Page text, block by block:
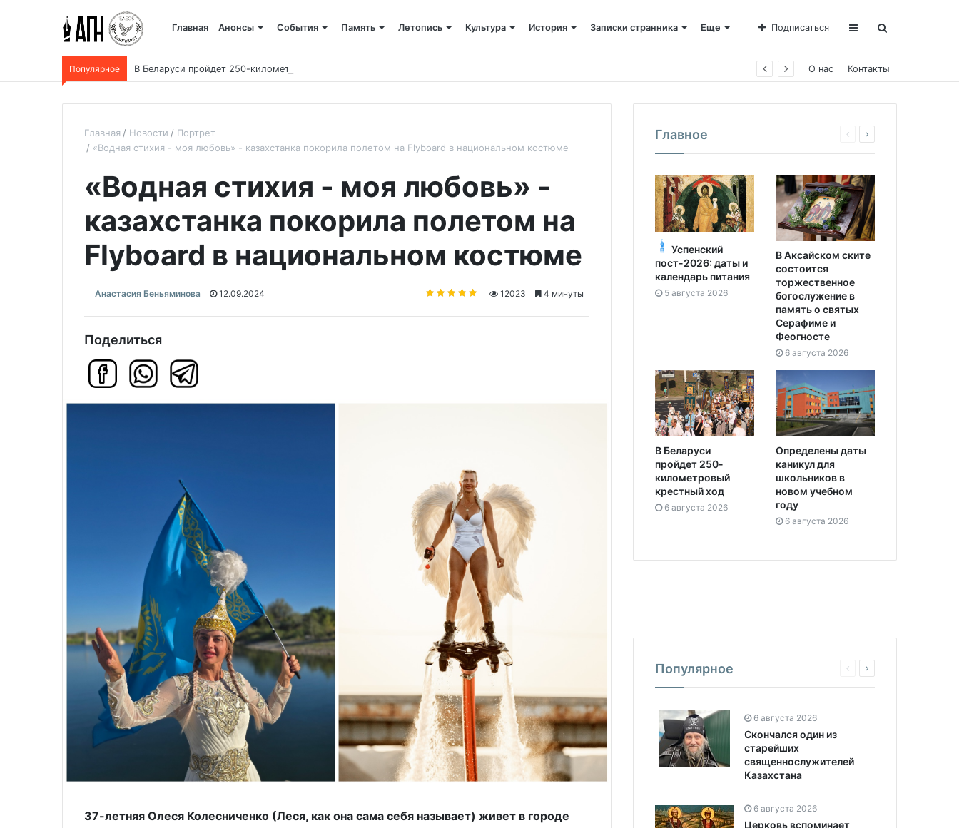
Главная Анонсы События Память Летопись Культура История Записки странника Еще Подписаться
Популярное В Беларуси пройдет 250-километровый крестный ход О нас Контакты
Главная Новости
Портрет
«Водная стихия - моя любовь» - казахстанка покорила полетом на Flyboard в национальном костюме
«Водная стихия - моя любовь» -
казахстанка покорила полетом на
Flyboard в национальном костюме
Анастасия Беньяминова 12.09.2024 12023 4 минуты
Поделиться
37-летняя Олеся Колесниченко (Леся, как она сама себя называет) живет в городе
Главное
Успенский
пост-2026: даты и
календарь питания
5 августа 2026
В Аксайском ските
состоится
торжественное
богослужение в
память о святых
Серафиме и
Феогносте
6 августа 2026
В Беларуси
пройдет 250-
километровый
крестный ход
6 августа 2026
Определены даты
каникул для
школьников в
новом учебном
году
6 августа 2026
Популярное
6 августа 2026
Скончался один из
старейших
священнослужителей
Казахстана
6 августа 2026
Церковь вспоминает